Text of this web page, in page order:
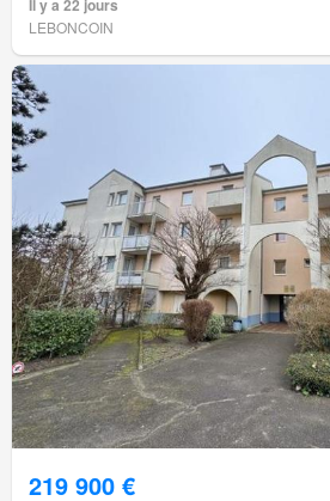
Il y a 22 jours
LEBONCOIN
219 900 €